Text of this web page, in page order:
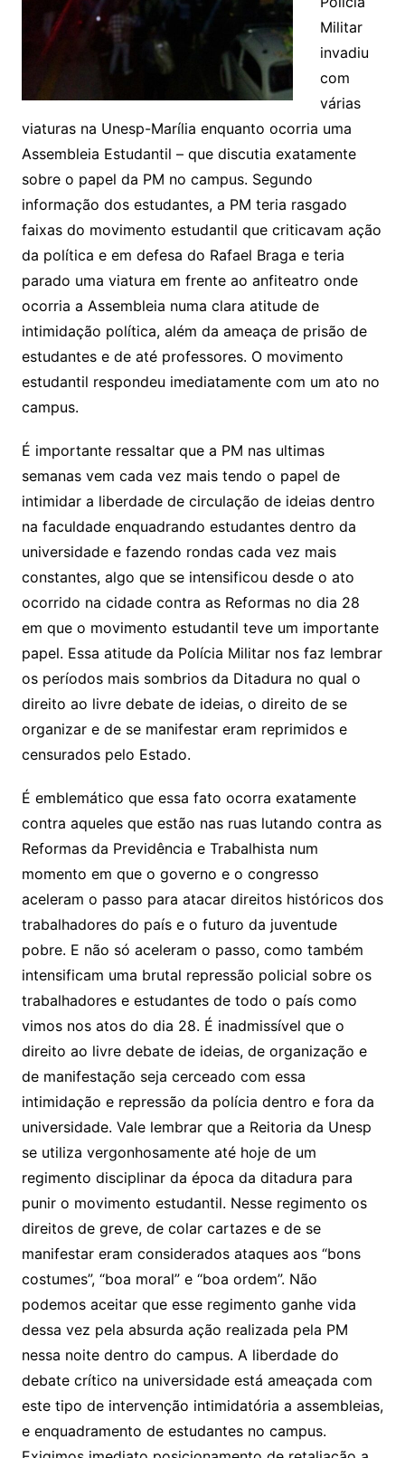
Militar
invadiu
com
várias
viaturas na Unesp-Marília enquanto ocorria uma
Assembleia Estudantil – que discutia exatamente
sobre o papel da PM no campus. Segundo
informação dos estudantes, a PM teria rasgado
faixas do movimento estudantil que criticavam ação
da política e em defesa do Rafael Braga e teria
parado uma viatura em frente ao anfiteatro onde
ocorria a Assembleia numa clara atitude de
intimidação política, além da ameaça de prisão de
estudantes e de até professores. O movimento
estudantil respondeu imediatamente com um ato no
campus.
É importante ressaltar que a PM nas ultimas
semanas vem cada vez mais tendo o papel de
intimidar a liberdade de circulação de ideias dentro
na faculdade enquadrando estudantes dentro da
universidade e fazendo rondas cada vez mais
constantes, algo que se intensificou desde o ato
ocorrido na cidade contra as Reformas no dia 28
em que o movimento estudantil teve um importante
papel. Essa atitude da Polícia Militar nos faz lembrar
os períodos mais sombrios da Ditadura no qual o
direito ao livre debate de ideias, o direito de se
organizar e de se manifestar eram reprimidos e
censurados pelo Estado.
É emblemático que essa fato ocorra exatamente
contra aqueles que estão nas ruas lutando contra as
Reformas da Previdência e Trabalhista num
momento em que o governo e o congresso
aceleram o passo para atacar direitos históricos dos
trabalhadores do país e o futuro da juventude
pobre. E não só aceleram o passo, como também
intensificam uma brutal repressão policial sobre os
trabalhadores e estudantes de todo o país como
vimos nos atos do dia 28. É inadmissível que o
direito ao livre debate de ideias, de organização e
de manifestação seja cerceado com essa
intimidação e repressão da polícia dentro e fora da
universidade. Vale lembrar que a Reitoria da Unesp
se utiliza vergonhosamente até hoje de um
regimento disciplinar da época da ditadura para
punir o movimento estudantil. Nesse regimento os
direitos de greve, de colar cartazes e de se
manifestar eram considerados ataques aos “bons
costumes”, “boa moral” e “boa ordem”. Não
podemos aceitar que esse regimento ganhe vida
dessa vez pela absurda ação realizada pela PM
nessa noite dentro do campus. A liberdade do
debate crítico na universidade está ameaçada com
este tipo de intervenção intimidatória a assembleias,
e enquadramento de estudantes no campus.